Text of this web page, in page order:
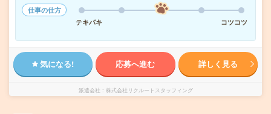
仕事の仕方
テキパキ
コツコツ
気になる! 応募へ進む 詳しく見る
派遣会社 株式会社リクルートスタッフィング